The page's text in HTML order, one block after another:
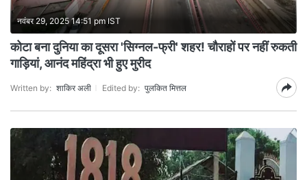
नवंबर 29, 2025 14:51 pm IST
कोटा बना दुनिया का दूसरा 'सिग्नल-फ्री' शहर! चौराहों पर नहीं रुकती
गाड़ियां, आनंद महिंद्रा भी हुए मुरीद
Written by: शाकिर अली Edited by: पुलकित मित्तल